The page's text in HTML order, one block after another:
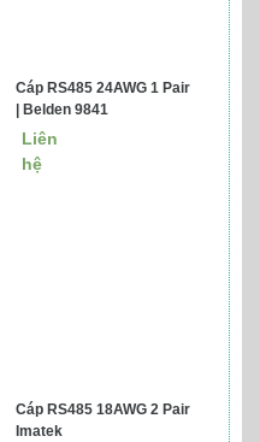
Cáp RS485 24AWG 1 Pair
| Belden 9841
Liên
hệ
Cáp RS485 18AWG 2 Pair
Imatek